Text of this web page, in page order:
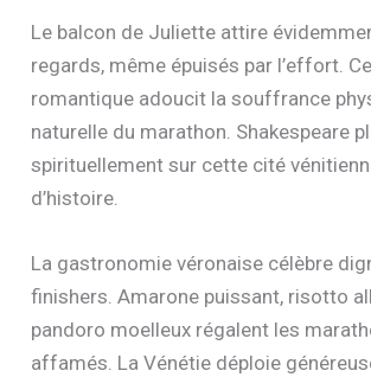
Le balcon de Juliette attire
regards, même épuisés par l’effort.
romantique adoucit la souffrance
naturelle du marathon. Shakespeare
spirituellement sur cette cité
d’histoire.
La gastronomie véronaise célèbre
finishers. Amarone puissant, risotto
pandoro moelleux régalent les
affamés. La Vénétie déploie